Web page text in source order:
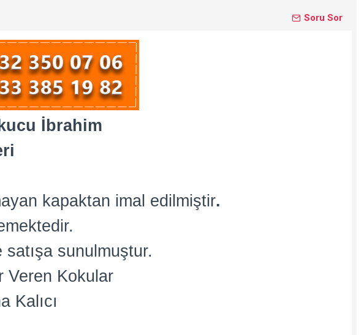
Soru Sor
İbrahim
kapaktan imal edilmiştir.
sunulmuştur.
Veren Kokular
Kalıcı